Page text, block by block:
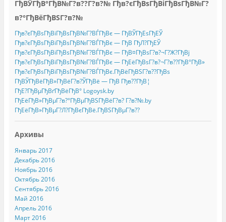
ГђВЎГђВ°ГђВ№Г?в??Г?в?№ Гђв?єГђВѕГђВіГђВѕГђВ№Г?
в?°ГђВёГђВЅГ?в?№
Гђв?єГђВѕГђВіГђВѕГђВ№Г?ВЃГђВє — ГђВЎГђЕѕГђЕЎ
Гђв?єГђВѕГђВіГђВѕГђВ№Г?ВЃГђВє — ГђВ ГђЛ?ГђЕЎ
Гђв?єГђВѕГђВіГђВѕГђВ№Г?ВЃГђВє — ГђВ¤ГђВѕГ?в?¬Г?Ж?ГђВј
Гђв?єГђВѕГђВіГђВѕГђВ№Г?ВЃГђВє — ГђЕёГђВѕГ?в?¬Г?в??ГђВ°ГђВ»
Гђв?єГђВѕГђВіГђВѕГђВ№Г?ВЃГђВє.ГђВёГђВЅГ?в??ГђВѕ
ГђВЎГђВёГђВ»ГђВёГ?в?ЎГђВё — ГђВ Гђв??ГђВ¦
ГђЕ?ГђВµГђВґГђВёГђВ° Logoysk.by
ГђЕёГђВ»ГђВµГ?в?°ГђВµГђВЅГђВёГ?в? Г?в?№.by
ГђЕёГђВ»ГђВµГ?Л?ГђВєГђВё.ГђВЅГђВµГ?в??
Архивы
Январь 2017
Декабрь 2016
Ноябрь 2016
Октябрь 2016
Сентябрь 2016
Май 2016
Апрель 2016
Март 2016